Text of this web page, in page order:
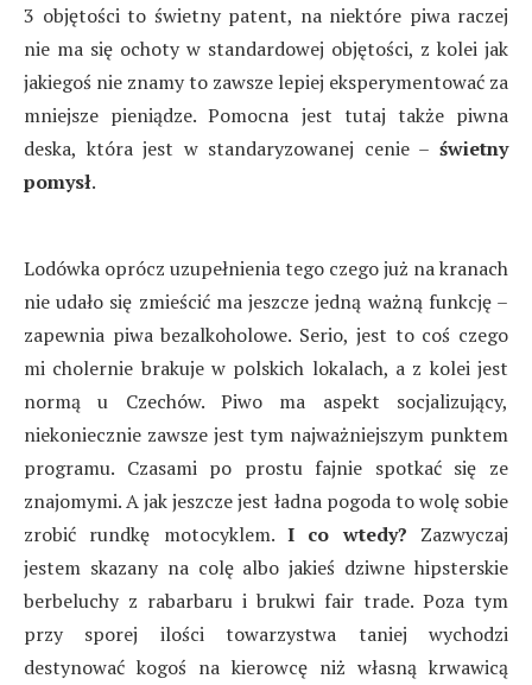
3 objętości to świetny patent, na niektóre piwa raczej
nie ma się ochoty w standardowej objętości, z kolei jak
jakiegoś nie znamy to zawsze lepiej eksperymentować za
mniejsze pieniądze. Pomocna jest tutaj także piwna
deska, która jest w standaryzowanej cenie – świetny
pomysł.
Lodówka oprócz uzupełnienia tego czego już na kranach
nie udało się zmieścić ma jeszcze jedną ważną funkcję –
zapewnia piwa bezalkoholowe. Serio, jest to coś czego
mi cholernie brakuje w polskich lokalach, a z kolei jest
normą u Czechów. Piwo ma aspekt socjalizujący,
niekoniecznie zawsze jest tym najważniejszym punktem
programu. Czasami po prostu fajnie spotkać się ze
znajomymi. A jak jeszcze jest ładna pogoda to wolę sobie
zrobić rundkę motocyklem. I co wtedy? Zazwyczaj
jestem skazany na colę albo jakieś dziwne hipsterskie
berbeluchy z rabarbaru i brukwi fair trade. Poza tym
przy sporej ilości towarzystwa taniej wychodzi
destynować kogoś na kierowcę niż własną krwawicą